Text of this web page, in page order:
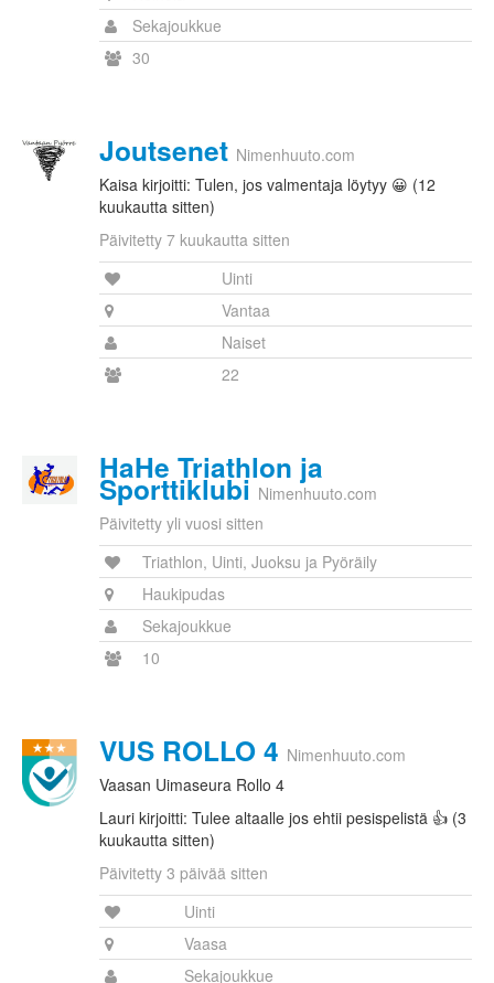
Sekajoukkue
30
Joutsenet Nimenhuuto.com
Kaisa kirjoitti: Tulen, jos valmentaja löytyy 😀 (12
kuukautta sitten)
Päivitetty 7 kuukautta sitten
Uinti
Vantaa
Naiset
22
HaHe Triathlon ja
Sporttiklubi Nimenhuuto.com
Päivitetty yli vuosi sitten
Triathlon, Uinti, Juoksu ja Pyöräily
Haukipudas
Sekajoukkue
10
VUS ROLLO 4 Nimenhuuto.com
Vaasan Uimaseura Rollo 4
Lauri kirjoitti: Tulee altaalle jos ehtii pesispelistä 👍 (3
kuukautta sitten)
Päivitetty 3 päivää sitten
Uinti
Vaasa
Sekajoukkue